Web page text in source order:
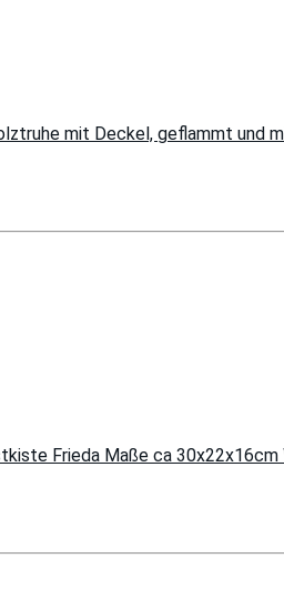
mit Deckel, geflammt und
Frieda Maße ca